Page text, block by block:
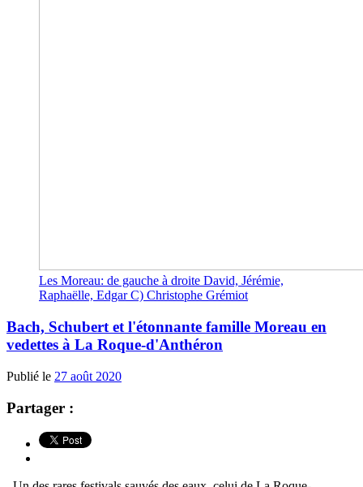
Les Moreau: de gauche à droite David, Jérémie,
Raphaëlle, Edgar C) Christophe Grémiot
Bach, Schubert et l'étonnante famille Moreau en
vedettes à La Roque-d'Anthéron
Publié le 27 août 2020
Partager :